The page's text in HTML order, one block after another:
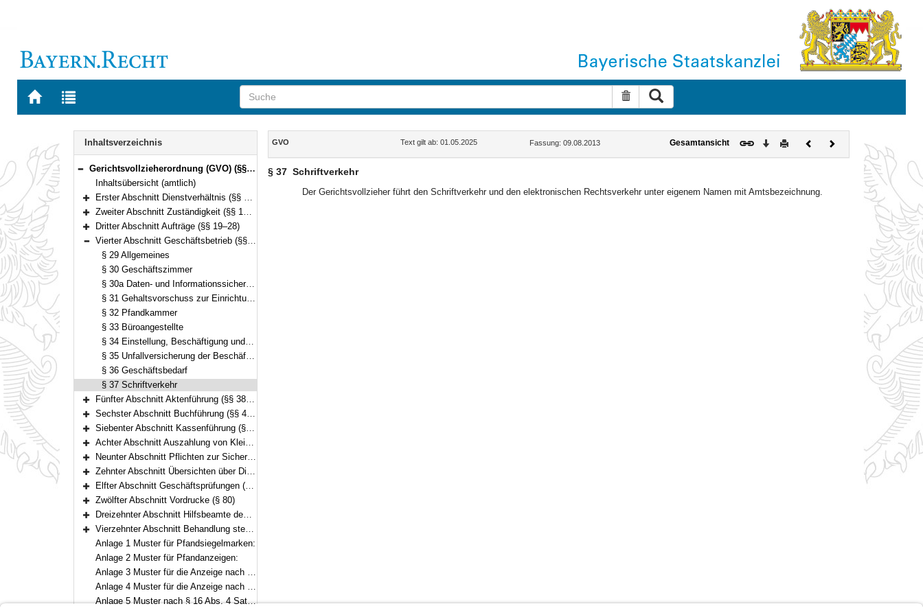
Zur
BAYERN.RECHT
Zur
letzten
Suche zurücksetzen
Navigation
Inhaltsverzeichnis
Bereich reduzieren
Gerichtsvollzieherordnung (GVO) (§§ 1–83)
Inhaltsübersicht (amtlich)
Bereich erweitern
Erster Abschnitt Dienstverhältnis (§§ 1–9)
Bereich erweitern
Zweiter Abschnitt Zuständigkeit (§§ 10–18)
Bereich erweitern
Dritter Abschnitt Aufträge (§§ 19–28)
Bereich reduzieren
Vierter Abschnitt Geschäftsbetrieb (§§ 29–37)
§ 29 Allgemeines
§ 30 Geschäftszimmer
§ 30a Daten- und Informationssicherheit im Geschäftsbetrieb
§ 31 Gehaltsvorschuss zur Einrichtung eines Geschäftszimmers
§ 32 Pfandkammer
§ 33 Büroangestellte
§ 34 Einstellung, Beschäftigung und Entlassung von Büroangestellten und Beschäftigung anderer Personen
§ 35 Unfallversicherung der Beschäftigten und der Arbeitshilfen
§ 36 Geschäftsbedarf
§ 37 Schriftverkehr
Bereich erweitern
Fünfter Abschnitt Aktenführung (§§ 38–43)
Bereich erweitern
Sechster Abschnitt Buchführung (§§ 44–50)
Bereich erweitern
Siebenter Abschnitt Kassenführung (§§ 51–58)
Bereich erweitern
Achter Abschnitt Auszahlung von Kleinbeträgen; Bewilligung von Prozess- oder Verfahrenskostenhilfe (§§ 59–61)
Bereich erweitern
Neunter Abschnitt Pflichten zur Sicherung des Aufkommens aus Steuern und Abgaben (§§ 62–69)
Bereich erweitern
Zehnter Abschnitt Übersichten über Diensteinnahmen und Geschäftstätigkeit (§§ 70–71)
Bereich erweitern
Elfter Abschnitt Geschäftsprüfungen (§§ 72–79)
Bereich erweitern
Zwölfter Abschnitt Vordrucke (§ 80)
Bereich erweitern
Dreizehnter Abschnitt Hilfsbeamte des Gerichtsvollziehers (§ 81)
Bereich erweitern
Vierzehnter Abschnitt Behandlung steuerbarer Geschäfte (§§ 82–83)
Anlage 1 Muster für Pfandsiegelmarken:
Anlage 2 Muster für Pfandanzeigen:
Anlage 3 Muster für die Anzeige nach § 62 Abs. 1
Anlage 4 Muster für die Anzeige nach § 62 Abs. 2
Anlage 5 Muster nach § 16 Abs. 4 Satz 4 GVGA
Inhalt
GVO Text gilt ab: 01.05.2025 Fassung: 09.08.2013 Gesamtansicht Download
DruckenVorherigesNächstes
Dokument
§ 37 Schriftverkehr
Der Gerichtsvollzieher führt den Schriftverkehr und den elektronischen Rechtsverkehr unter eigenem Namen mit Amtsbezeichnung.